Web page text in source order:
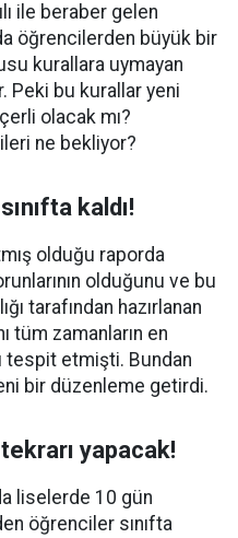
ile beraber gelen
öğrencilerden büyük bir
kurallara uymayan
Peki bu kurallar yeni
olacak mı?
ne bekliyor?
kaldı!
olduğu raporda
olduğunu ve bu
tarafından hazırlanan
tüm zamanların en
tespit etmişti. Bundan
bir düzenleme getirdi.
yapacak!
liselerde 10 gün
öğrenciler sınıfta